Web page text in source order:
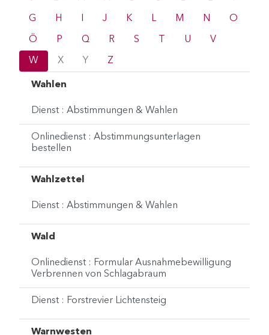
G H I J K L M N O
Ö P Q R S T U V
W X Y Z
Wahlen
Dienst : Abstimmungen & Wahlen
Onlinedienst : Abstimmungsunterlagen
bestellen
Wahlzettel
Dienst : Abstimmungen & Wahlen
Wald
Onlinedienst : Formular Ausnahmebewilligung
Verbrennen von Schlagabraum
Dienst : Forstrevier Lichtensteig
Warnwesten